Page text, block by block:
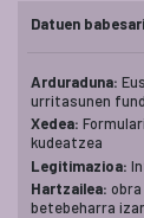
Datuen
Arduraduna:
urritasunen
Xedea:
kudeatzea
Legitimazioa:
Hartzailea:
betebeharra